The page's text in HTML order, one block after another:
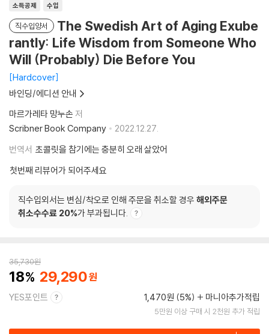
소득공제 수입
직수입양서
The Swedish Art of Aging Exube
rantly: Life Wisdom from Someone Who
Will (Probably) Die Before You
Hardcover
바인딩/에디션 안내
마르가레타 망누손 저
Scribner Book Company
2022.12.27.
번역서 초콜릿을 참기에는 충분히 오래 살았어
첫번째 리뷰어가 되어주세요
직수입외서는 변심/착오로 인해 주문을 취소할 경우 해외주문
취소수수료 20%가 부과됩니다.
35,730원
18 29,290
YES포인트 1,470원 (5%) 마니아추가적립
5만원 이상 구매 시 2천원 추가 적립